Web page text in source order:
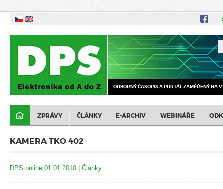
ODBORNÝ ČASOPIS A PORTÁL ZAMĚŘENÝ NA
ZPRÁVY ČLÁNKY E-ARCHIV WEBINÁŘE
KAMERA TKO 402
DPS online 01.01.2010 | Články